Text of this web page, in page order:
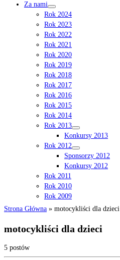
Za nami
Rok 2024
Rok 2023
Rok 2022
Rok 2021
Rok 2020
Rok 2019
Rok 2018
Rok 2017
Rok 2016
Rok 2015
Rok 2014
Rok 2013
Konkursy 2013
Rok 2012
Sponsorzy 2012
Konkursy 2012
Rok 2011
Rok 2010
Rok 2009
Strona Główna » motocykliści dla dzieci
motocykliści dla dzieci
5 postów